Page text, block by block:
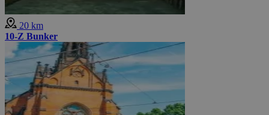
20 km
10-Z Bunker